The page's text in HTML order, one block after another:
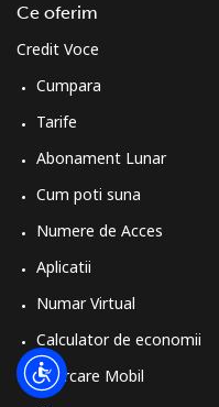
Ce oferim
Credit Voce
Cumpara
Tarife
Abonament Lunar
Cum poti suna
Numere de Acces
Aplicatii
Numar Virtual
Calculator de economii
Reincarcare Mobil